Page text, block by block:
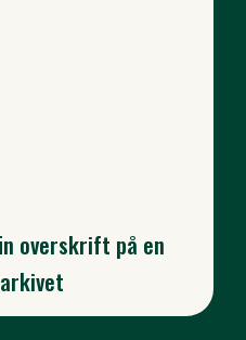
overskrift på en